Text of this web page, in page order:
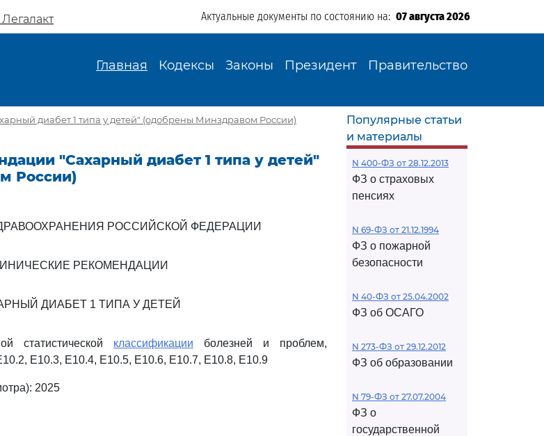
Актуальные документы по состоянию на: 07 августа 2026
Главная Кодексы Законы Президент Правительство
диабет 1 типа у детей" (одобрены Минздравом России)
"Сахарный диабет 1 типа у детей"
России)
РОССИЙСКОЙ ФЕДЕРАЦИИ
РЕКОМЕНДАЦИИ
ДИАБЕТ 1 ТИПА У ДЕТЕЙ
статистической классификации болезней и проблем,
E10.3, E10.4, E10.5, E10.6, E10.7, E10.8, E10.9
2025
Популярные статьи
и материалы
N 400-ФЗ от 28.12.2013
ФЗ о страховых
пенсиях
N 69-ФЗ от 21.12.1994
ФЗ о пожарной
безопасности
N 40-ФЗ от 25.04.2002
ФЗ об ОСАГО
N 273-ФЗ от 29.12.2012
ФЗ об образовании
N 79-ФЗ от 27.07.2004
ФЗ о
государственной